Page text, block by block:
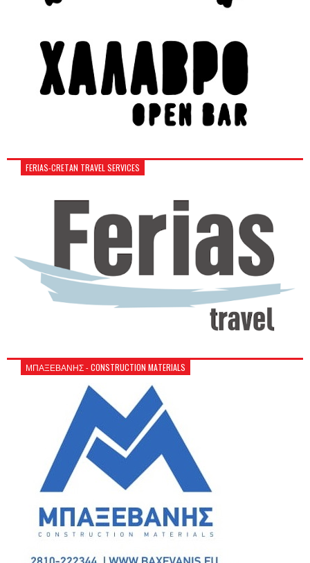
FERIAS-CRETAN TRAVEL SERVICES
ΜΠΑΞΕΒΑΝΗΣ - CONSTRUCTION MATERIALS